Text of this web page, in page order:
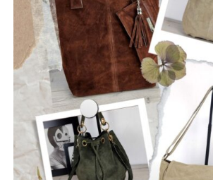
τη σιωπή και να αφήσουν το φως να
ρωγμές της καθημερινότητας. Με ήχο
ανάμεσα στο εναλλακτικό ροκ, τον
ωμή ενέργεια της σκηνής, οι Ρωγμές
μουσική που μιλά για την κοινωνία, τις
και την ανάγκη για αλήθεια.
Μέλη του συγκροτήματος:
Φωνή & Κιθάρα, Σαράντης Δημήτρης –
Θωμάς – Μπάσο, Μηλιώνης Γρηγόρης